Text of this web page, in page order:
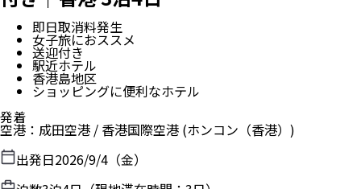
即日取消料発生
女子旅におススメ
送迎付き
駅近ホテル
香港島地区
ショッピングに便利なホテル
発着
空港 ： 成田空港 / 香港国際空港 (ホンコン（香港）)
出発日2026/9/4（金）